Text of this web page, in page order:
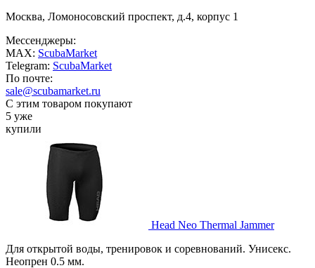
Москва, Ломоносовский проспект, д.4, корпус 1
Мессенджеры:
MAX: ScubaMarket
Telegram: ScubaMarket
По почте:
sale@scubamarket.ru
С этим товаром покупают
5 уже
купили
Head Neo Thermal Jammer
Для открытой воды, тренировок и соревнований. Унисекс.
Неопрен 0.5 мм.